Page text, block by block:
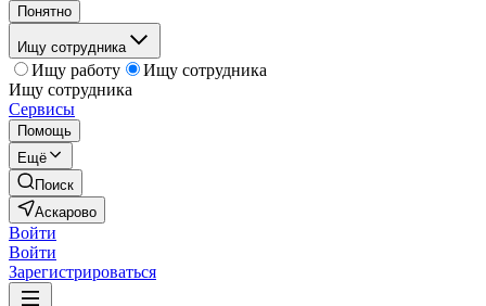
Понятно
Ищу сотрудника
Ищу работу
Ищу сотрудника
Ищу сотрудника
Сервисы
Помощь
Ещё
Поиск
Аскарово
Войти
Войти
Зарегистрироваться